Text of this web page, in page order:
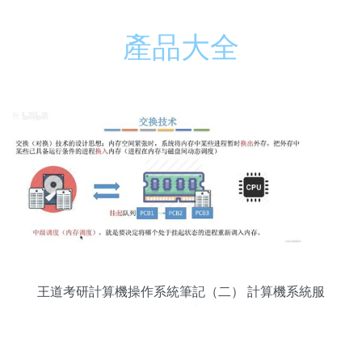
產品大全
王道考研計算機操作系統筆記（二） 計算機系統服